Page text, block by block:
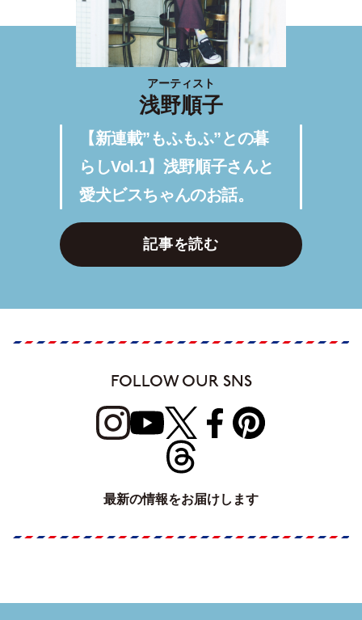
アーティスト
浅野順子
【新連載”もふもふ”との暮
らしVol.1】浅野順子さんと
愛犬ビスちゃんのお話。
記事を読む
FOLLOW OUR SNS
最新の情報をお届けします